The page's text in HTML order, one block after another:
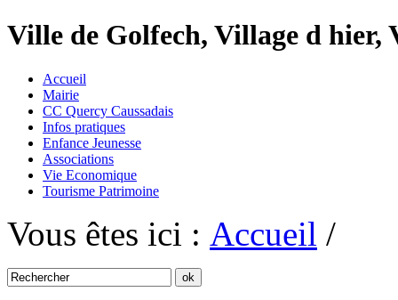
Ville de Golfech, Village d
Accueil
Mairie
CC Quercy Caussadais
Infos pratiques
Enfance Jeunesse
Associations
Vie Economique
Tourisme Patrimoine
Vous êtes ici : Accueil /